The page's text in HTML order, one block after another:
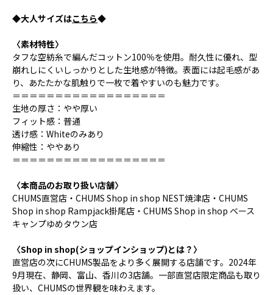
◆大人サイズはこちら◆
〈素材特性〉
タフな空紡糸で編んだコットン100％を使用。耐久性に優れ、型
崩れしにくいしっかりとした生地感が特徴。表面には起毛感があ
り、あたたかな肌触りで一枚で着やすいのも魅力です。
＝＝＝＝＝＝＝＝＝＝＝＝＝＝＝＝＝＝
生地の厚さ：やや厚い
フィット感：普通
透け感：Whiteのみあり
伸縮性：ややあり
＝＝＝＝＝＝＝＝＝＝＝＝＝＝＝＝＝＝
〈本商品のお取り扱い店舗〉
CHUMS直営店・CHUMS Shop in shop NEST焼津店・CHUMS
Shop in shop Rampjack掛尾店・CHUMS Shop in shop ベース
キャンプゆめタウン店
〈Shop in shop(ショップインショップ)とは？〉
直営店の次にCHUMS製品をより多く展開する店舗です。2024年
9月現在、静岡、富山、香川の3店舗。一部直営店限定商品も取り
扱い、CHUMSの世界観を味わえます。